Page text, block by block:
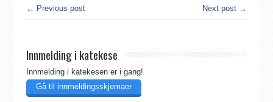
← Previous post Next post →
Innmelding i katekese
Innmelding i katekesen er i gang!
Gå til innmeldingsskjemaer